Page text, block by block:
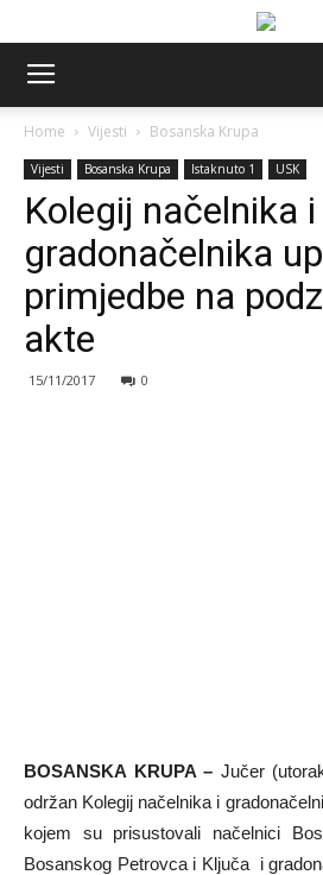
Home Vijesti Bosanska Krupa
Vijesti Bosanska Krupa Istaknuto 1 USK
Kolegij načelnika i
gradonačelnika
primjedbe na
akte
15/11/2017 0
BOSANSKA KRUPA – Jučer
održan Kolegij načelnika i
kojem su prisustovali načelnici
Bosanskog Petrovca i Ključa i